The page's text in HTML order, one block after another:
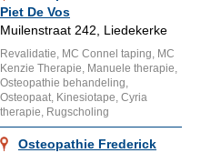
Piet De Vos
Muilenstraat 242, Liedekerke
Revalidatie, MC Connel taping, MC
Kenzie Therapie, Manuele therapie,
Osteopathie behandeling,
Osteopaat, Kinesiotape, Cyria
therapie, Rugscholing
Osteopathie Frederick